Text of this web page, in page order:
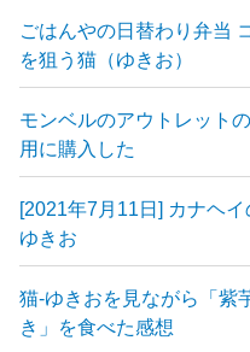
ごはんやの日替わり弁当
を狙う猫（ゆきお）
モンベルのアウトレット
用に購入した
[2021年7月11日] カナヘ
ゆきお
猫-ゆきおを見ながら「紫
き」を食べた感想